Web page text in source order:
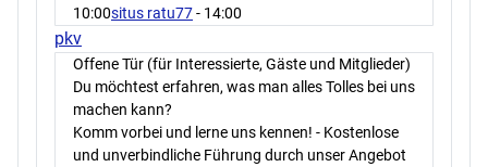
10:00situs ratu77- 14:00
pkv
Offene Tür (für Interessierte, Gäste und Mitglieder)
Du möchtest erfahren, was man alles Tolles bei uns
machen kann?
Komm vorbei und lerne uns kennen! - Kostenlose
und unverbindliche Führung durch unser Angebot